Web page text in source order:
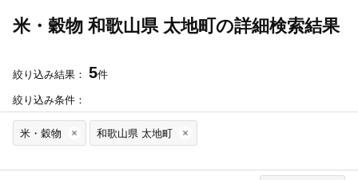
米・穀物 和歌山県 太地町の詳細検索結果
絞り込み結果： 5件
絞り込み条件：
米・穀物 和歌山県 太地町